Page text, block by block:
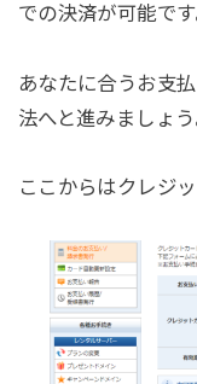
での決済が可能です
あなたに合うお支
法へと進みましょう
ここからはクレジ